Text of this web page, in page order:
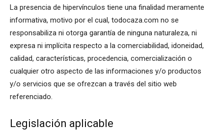
La presencia de hipervínculos tiene una finalidad meramente
informativa, motivo por el cual, todocaza.com no se
responsabiliza ni otorga garantía de ninguna naturaleza, ni
expresa ni implícita respecto a la comerciabilidad, idoneidad,
calidad, características, procedencia, comercialización o
cualquier otro aspecto de las informaciones y/o productos
y/o servicios que se ofrezcan a través del sitio web
referenciado.
Legislación aplicable